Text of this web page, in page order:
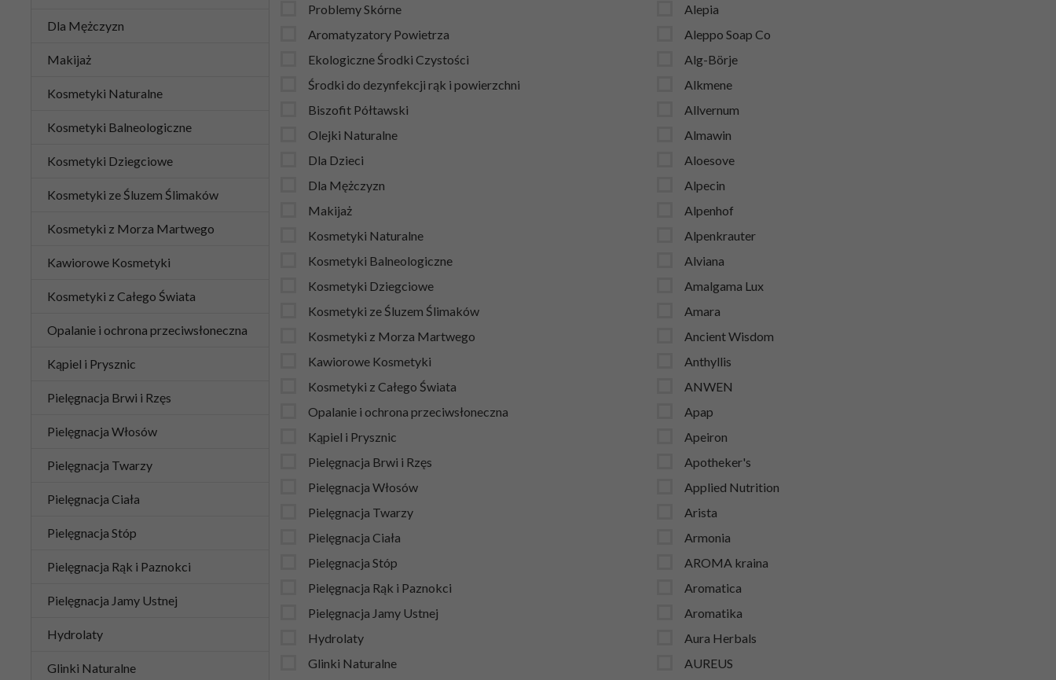
Dla Mężczyzn
Makijaż
Kosmetyki Naturalne
Kosmetyki Balneologiczne
Kosmetyki Dziegciowe
Kosmetyki ze Śluzem Ślimaków
Kosmetyki z Morza Martwego
Kawiorowe Kosmetyki
Kosmetyki z Całego Świata
Opalanie i ochrona przeciwsłoneczna
Kąpiel i Prysznic
Pielęgnacja Brwi i Rzęs
Pielęgnacja Włosów
Pielęgnacja Twarzy
Pielęgnacja Ciała
Pielęgnacja Stóp
Pielęgnacja Rąk i Paznokci
Pielęgnacja Jamy Ustnej
Hydrolaty
Glinki Naturalne
Problemy Skórne
Aromatyzatory Powietrza
Ekologiczne Środki Czystości
Środki do dezynfekcji rąk i powierzchni
Biszofit Półtawski
Olejki Naturalne
Dla Dzieci
Dla Mężczyzn
Makijaż
Kosmetyki Naturalne
Kosmetyki Balneologiczne
Kosmetyki Dziegciowe
Kosmetyki ze Śluzem Ślimaków
Kosmetyki z Morza Martwego
Kawiorowe Kosmetyki
Kosmetyki z Całego Świata
Opalanie i ochrona przeciwsłoneczna
Kąpiel i Prysznic
Pielęgnacja Brwi i Rzęs
Pielęgnacja Włosów
Pielęgnacja Twarzy
Pielęgnacja Ciała
Pielęgnacja Stóp
Pielęgnacja Rąk i Paznokci
Pielęgnacja Jamy Ustnej
Hydrolaty
Glinki Naturalne
Alepia
Aleppo Soap Co
Alg-Börje
Alkmene
Allvernum
Almawin
Aloesove
Alpecin
Alpenhof
Alpenkrauter
Alviana
Amalgama Lux
Amara
Ancient Wisdom
Anthyllis
ANWEN
Apap
Apeiron
Apotheker's
Applied Nutrition
Arista
Armonia
AROMA kraina
Aromatica
Aromatika
Aura Herbals
AUREUS